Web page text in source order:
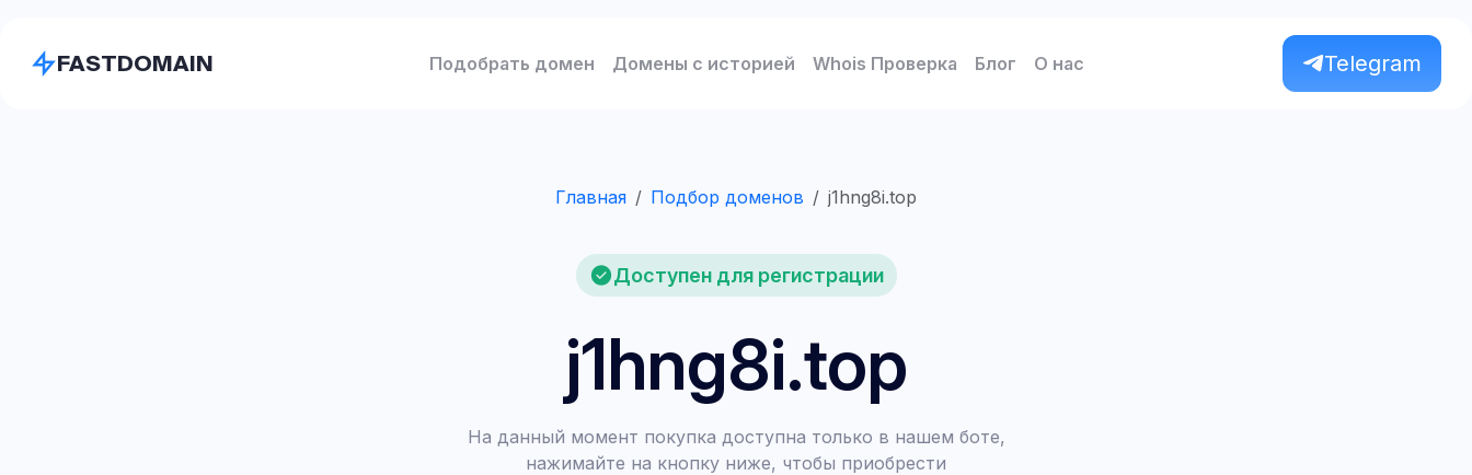
FASTDOMAIN Подобрать домен Домены с историей Whois Проверка Блог О нас Telegram
Главная Подбор доменов j1hng8i.top
Доступен для регистрации
j1hng8i.top
На данный момент покупка доступна только в нашем боте,
нажимайте на кнопку ниже, чтобы приобрести